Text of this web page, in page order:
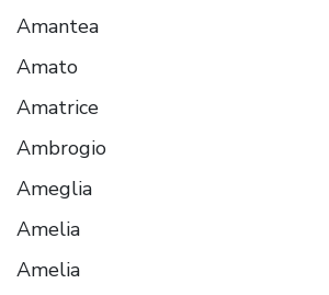
Amantea
Amato
Amatrice
Ambrogio
Ameglia
Amelia
Amelia